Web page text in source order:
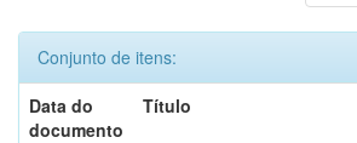
Conjunto de itens:
Data do
documento
Título